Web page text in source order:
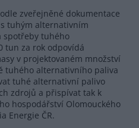
zveřejněné dokumentace
tuhým alternativním
spotřeby tuhého
tun za rok odpovídá
v projektovaném množství
tuhého alternativního paliva
tuhé alternativní palivo
zdrojů a přispívat tak k
hospodářství Olomouckého
Energie ČR.